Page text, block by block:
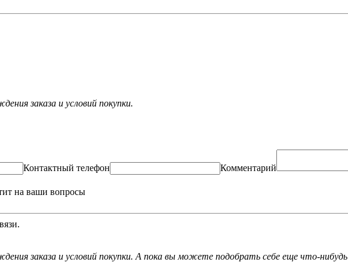
заказа и условий покупки.
Контактный телефон Комментарий
на ваши вопросы
заказа и условий покупки. А пока вы можете подобрать себе еще что-нибудь